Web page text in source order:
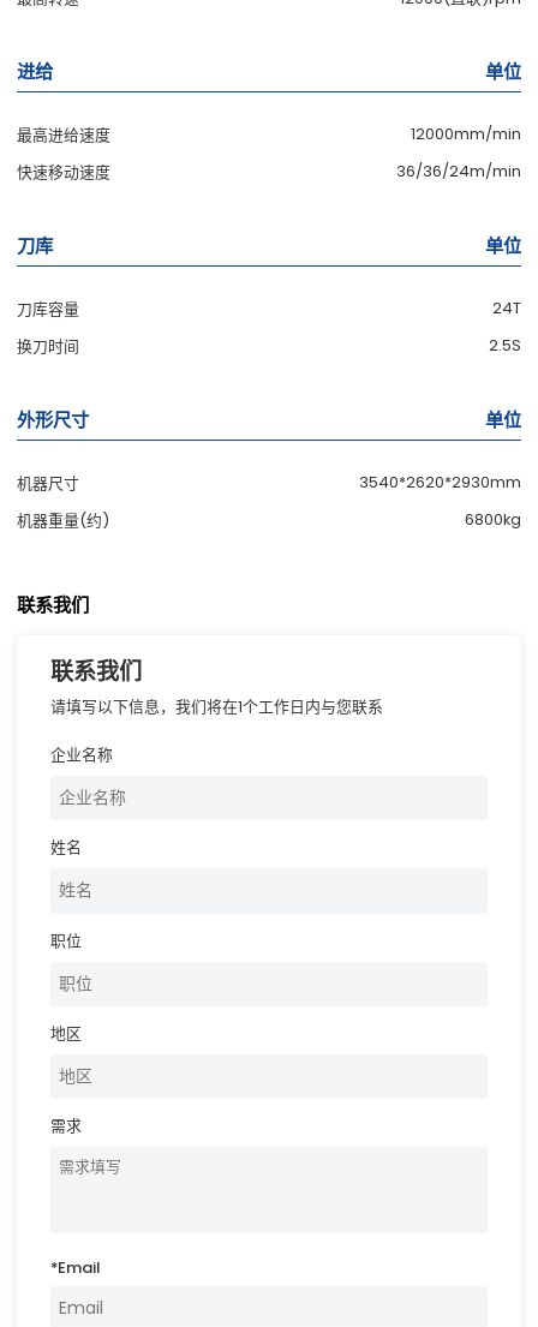
进给 单位
最高进给速度
12000mm/min
快速移动速度
36/36/24m/min
刀库 单位
刀库容量
24T
换刀时间
2.5S
外形尺寸 单位
机器尺寸
3540*2620*2930mm
机器重量(约)
6800kg
联系我们
联系我们
请填写以下信息，我们将在1个工作日内与您联系
企业名称
姓名
职位
地区
需求
*Email